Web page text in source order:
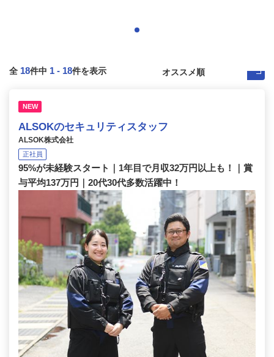
全 18件中 1 - 18件を表示
NEW
ALSOKのセキュリティスタッフ
ALSOK株式会社
正社員
95%が未経験スタート｜1年目で月収32万円以上も！｜賞
与平均137万円｜20代30代多数活躍中！